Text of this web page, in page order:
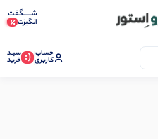
شـــــگفت
انگیزت
حساب
کاربری (: سبـد
خرید